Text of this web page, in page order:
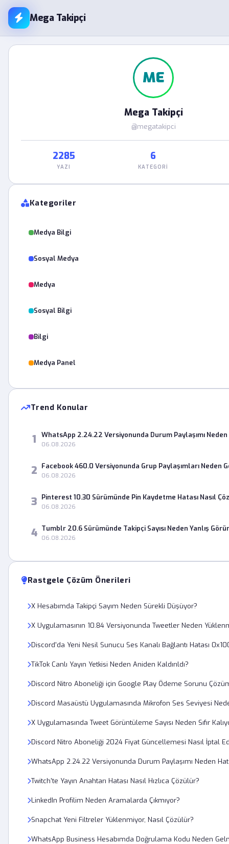
Mega Takipçi
ME
Mega Takipçi
@megatakipci
2285
YAZI
6
KATEGORI
Kategoriler
Medya Bilgi
Sosyal Medya
Medya
Sosyal Bilgi
Bilgi
Medya Panel
Trend Konular
1 WhatsApp 2.24.22 Versiyonunda Durum Paylaşımı
06.08.2026
2 Facebook 460.0 Versiyonunda Grup Paylaşımları Neden
06.08.2026
3 Pinterest 10.30 Sürümünde Pin Kaydetme Hatası Nasıl
06.08.2026
4 Tumblr 20.6 Sürümünde Takipçi Sayısı Neden Yanlış
06.08.2026
Rastgele Çözüm Önerileri
X Hesabımda Takipçi Sayım Neden Sürekli Düşüyor?
X Uygulamasının 10.84 Versiyonunda Tweetler Neden
Discord'da Yeni Nesil Sunucu Ses Kanalı Bağlantı Hatası
TikTok Canlı Yayın Yetkisi Neden Aniden Kaldırıldı?
Discord Nitro Aboneliği için Google Play Ödeme Sorunu
Discord Masaüstü Uygulamasında Mikrofon Ses Seviyesi
X Uygulamasında Tweet Görüntüleme Sayısı Neden Sıfır
Discord Nitro Aboneliği 2024 Fiyat Güncellemesi Nasıl İptal
WhatsApp 2.24.22 Versiyonunda Durum Paylaşımı Neden
Twitch'te Yayın Anahtarı Hatası Nasıl Hızlıca Çözülür?
LinkedIn Profilim Neden Aramalarda Çıkmıyor?
Snapchat Yeni Filtreler Yüklenmiyor, Nasıl Çözülür?
WhatsApp Business Hesabımda Doğrulama Kodu Neden